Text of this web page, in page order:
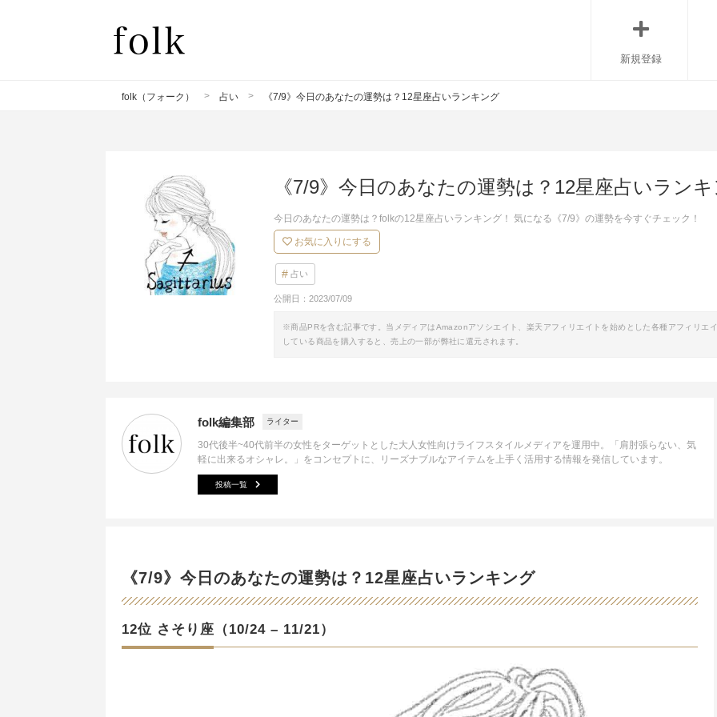
新規登録
folk（フォーク） 占い 《7/9》今日のあなたの運勢は？12星座占いランキング
《7/9》今日のあなたの運勢は？12星座占いラン
今日のあなたの運勢は？folkの12星座占いランキング！ 気になる《7/9》の運勢を今すぐチェック！
お気に入りにする
占い
公開日： 2023/07/09
※商品PRを含む記事です。当メディアはAmazonアソシエイト、楽天アフィリエイトを始めとした各種アフィリエ
している商品を購入すると、売上の一部が弊社に還元されます。
folk編集部 ライター
30代後半~40代前半の女性をターゲットとした大人女性向けライフスタイルメディアを運用中。「肩肘張らない、気
軽に出来るオシャレ。」をコンセプトに、リーズナブルなアイテムを上手く活用する情報を発信しています。
投稿一覧
《7/9》今日のあなたの運勢は？12星座占いランキング
12位 さそり座（10/24 – 11/21）